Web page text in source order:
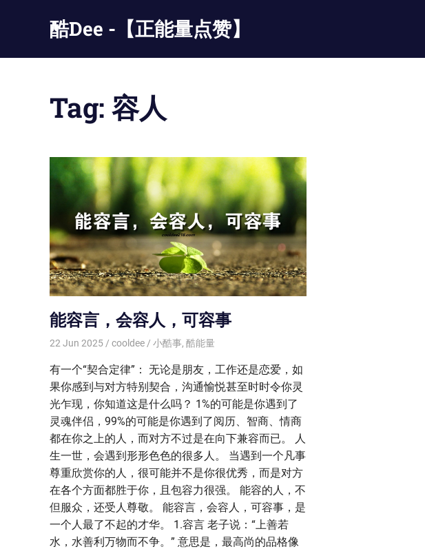
酷Dee -【正能量点赞】
酷
只
酷
Tag: 容人
能容言，会容人，可容事
22 Jun 2025 cooldee 小酷事, 酷能量
有一个“契合定律”： 无论是朋友，工作还是恋爱，如
果你感到与对方特别契合，沟通愉悦甚至时时令你灵
光乍现，你知道这是什么吗？ 1%的可能是你遇到了
灵魂伴侣，99%的可能是你遇到了阅历、智商、情商
都在你之上的人，而对方不过是在向下兼容而已。 人
生一世，会遇到形形色色的很多人。 当遇到一个凡事
尊重欣赏你的人，很可能并不是你很优秀，而是对方
在各个方面都胜于你，且包容力很强。 能容的人，不
但服众，还受人尊敬。 能容言，会容人，可容事，是
一个人最了不起的才华。 1.容言 老子说：“上善若
水，水善利万物而不争。” 意思是，最高尚的品格像